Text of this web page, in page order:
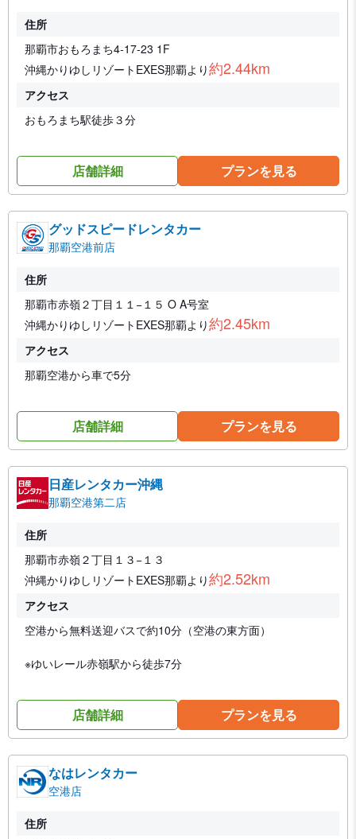
住所
那覇市おもろまち4-17-23 1F
沖縄かりゆしリゾートEXES那覇より約2.44km
アクセス
おもろまち駅徒歩３分
店舗詳細 プランを見る
グッドスピードレンタカー
那覇空港前店
住所
那覇市赤嶺２丁目１１−１５ O A号室
沖縄かりゆしリゾートEXES那覇より約2.45km
アクセス
那覇空港から車で5分
店舗詳細 プランを見る
日産レンタカー沖縄
那覇空港第二店
住所
那覇市赤嶺２丁目１３−１３
沖縄かりゆしリゾートEXES那覇より約2.52km
アクセス
空港から無料送迎バスで約10分（空港の東方面）
※ゆいレール赤嶺駅から徒歩7分
店舗詳細 プランを見る
なはレンタカー
空港店
住所